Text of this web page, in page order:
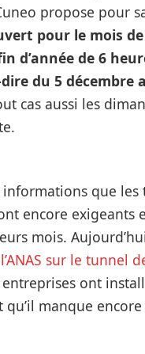
propose pour
pour le mois
d’année de 6
du 5 décembre
cas aussi les
informations que les
encore exigeants
mois.
sur le tunnel
ont
qu’il manque